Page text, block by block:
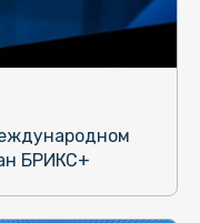
БРИКС+